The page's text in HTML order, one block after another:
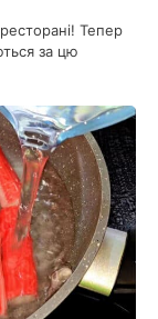
Тепер
за цю